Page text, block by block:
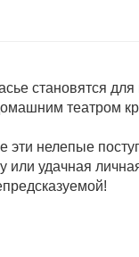
становятся
театром
нелепые
удачная